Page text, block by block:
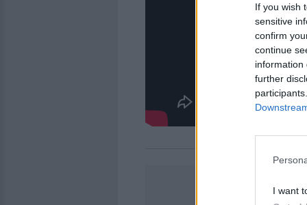
If you wish
sensitive
confirm
continue
information
further
I want